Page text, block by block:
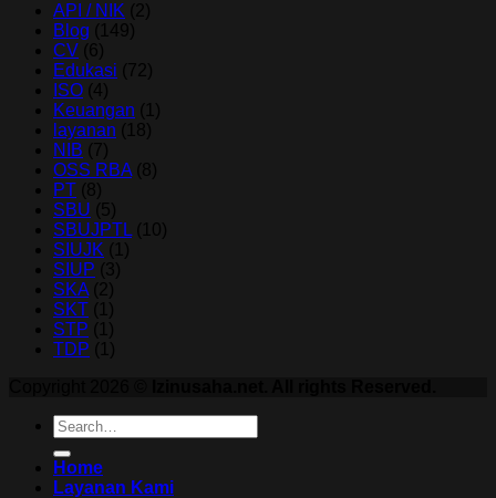
API / NIK (2)
Blog (149)
CV (6)
Edukasi (72)
ISO (4)
Keuangan (1)
layanan (18)
NIB (7)
OSS RBA (8)
PT (8)
SBU (5)
SBUJPTL (10)
SIUJK (1)
SIUP (3)
SKA (2)
SKT (1)
STP (1)
TDP (1)
Home
Layanan Kami